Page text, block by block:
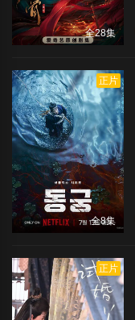
全28集
正片
全8集
正片